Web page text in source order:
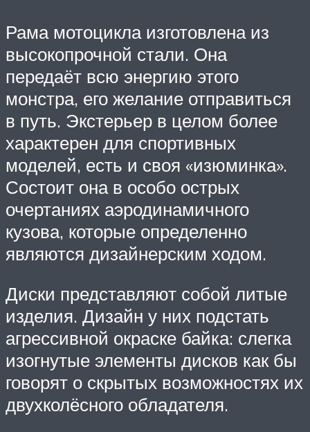
Рама мотоцикла изготовлена из
высокопрочной стали. Она
передаёт всю энергию этого
монстра, его желание отправиться
в путь. Экстерьер в целом более
характерен для спортивных
моделей, есть и своя «изюминка».
Состоит она в особо острых
очертаниях аэродинамичного
кузова, которые определенно
являются дизайнерским ходом.
Диски представляют собой литые
изделия. Дизайн у них подстать
агрессивной окраске байка: слегка
изогнутые элементы дисков как бы
говорят о скрытых возможностях их
двухколёсного обладателя.